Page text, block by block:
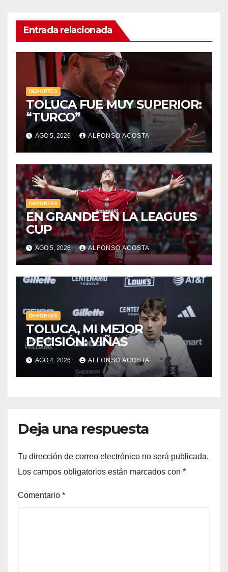
Entrada relacionada
DEPORTES
TOLUCA FUE MUY SUPERIOR:
“TURCO”
AGO 5, 2026 ALFONSO ACOSTA
DEPORTES
EN GRANDE EN LA LEAGUES
CUP
AGO 5, 2026 ALFONSO ACOSTA
DEPORTES
TOLUCA, MI MEJOR
DECISIÓN: VIÑAS
AGO 4, 2026 ALFONSO ACOSTA
Deja una respuesta
Tu dirección de correo electrónico no será publicada.
Los campos obligatorios están marcados con *
Comentario *